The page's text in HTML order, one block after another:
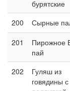
бурятские
200 Сырные
201
Пирожное
пай
202
Гуляш из
говядины с